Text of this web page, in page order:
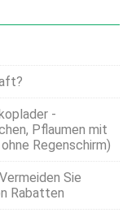
-
Pflaumen mit
Regenschirm)
Sie
Rabatten